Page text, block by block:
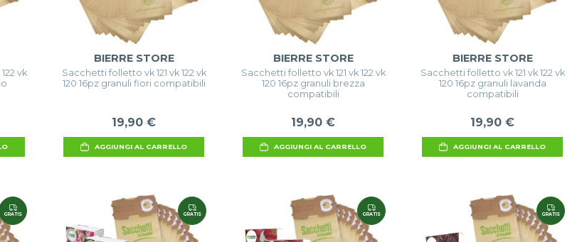
vk
BIERRE STORE
Sacchetti folletto vk 121 vk 122 vk
120 16pz granuli fiori compatibili
19,90 €
AGGIUNGI AL CARRELLO
BIERRE STORE
Sacchetti folletto vk 121 vk 122 vk
120 16pz granuli brezza
compatibili
19,90 €
AGGIUNGI AL CARRELLO
BIERRE STORE
Sacchetti folletto vk 121 vk 122 vk
120 16pz granuli lavanda
compatibili
19,90 €
AGGIUNGI AL CARRELLO
GRATIS GRATIS GRATIS GRATIS